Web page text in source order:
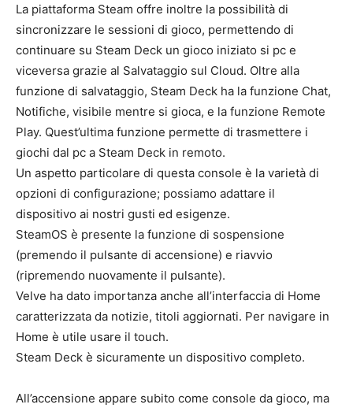
La piattaforma Steam offre inoltre la possibilità di
sincronizzare le sessioni di gioco, permettendo di
continuare su Steam Deck un gioco iniziato si pc e
viceversa grazie al Salvataggio sul Cloud. Oltre alla
funzione di salvataggio, Steam Deck ha la funzione Chat,
Notifiche, visibile mentre si gioca, e la funzione Remote
Play. Quest’ultima funzione permette di trasmettere i
giochi dal pc a Steam Deck in remoto.
Un aspetto particolare di questa console è la varietà di
opzioni di configurazione; possiamo adattare il
dispositivo ai nostri gusti ed esigenze.
SteamOS è presente la funzione di sospensione
(premendo il pulsante di accensione) e riavvio
(ripremendo nuovamente il pulsante).
Velve ha dato importanza anche all’interfaccia di Home
caratterizzata da notizie, titoli aggiornati. Per navigare in
Home è utile usare il touch.
Steam Deck è sicuramente un dispositivo completo.
All’accensione appare subito come console da gioco, ma